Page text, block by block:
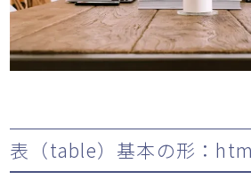
表（table）基本の形：